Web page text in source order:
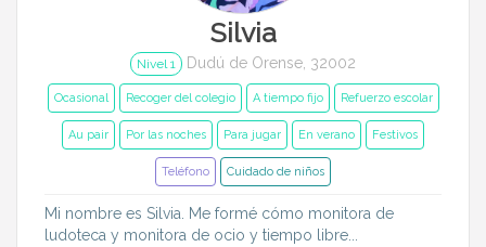
Silvia
Nivel 1 Dudú de Orense, 32002
Ocasional Recoger del colegio A tiempo fijo Refuerzo escolar
Au pair Por las noches Para jugar En verano Festivos
Teléfono Cuidado de niños
Mi nombre es Silvia. Me formé cómo monitora de
ludoteca y monitora de ocio y tiempo libre...